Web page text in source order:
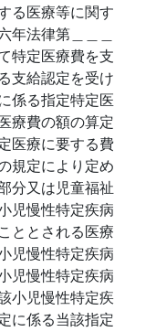
る医療等に関す
年法律第＿＿＿
特定医療費を支
支給認定を受け
係る指定特定医
療費の額の算定
医療に要する費
規定により定め
分又は児童福祉
児慢性特定疾病
ととされる医療
児慢性特定疾病
児慢性特定疾病
小児慢性特定疾
に係る当該指定